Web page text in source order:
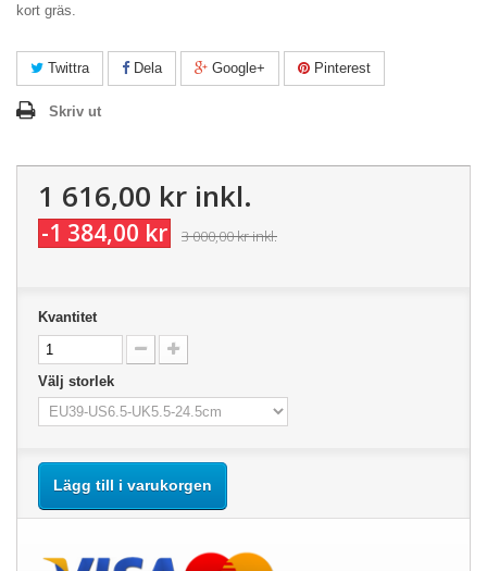
kort gräs.
Twittra Dela Google+ Pinterest
Skriv ut
1 616,00 kr inkl.
-1 384,00 kr 3 000,00 krinkl.
Kvantitet
Välj storlek
Lägg till i varukorgen